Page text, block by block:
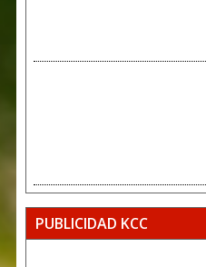
PUBLICIDAD KCC